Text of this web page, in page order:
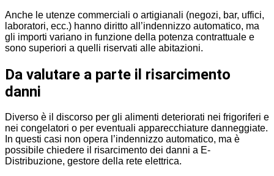
Anche le utenze commerciali o artigianali (negozi, bar, uffici,
laboratori, ecc.) hanno diritto all’indennizzo automatico, ma
gli importi variano in funzione della potenza contrattuale e
sono superiori a quelli riservati alle abitazioni.
Da valutare a parte il risarcimento
danni
Diverso è il discorso per gli alimenti deteriorati nei frigoriferi e
nei congelatori o per eventuali apparecchiature danneggiate.
In questi casi non opera l’indennizzo automatico, ma è
possibile chiedere il risarcimento dei danni a E-
Distribuzione, gestore della rete elettrica.